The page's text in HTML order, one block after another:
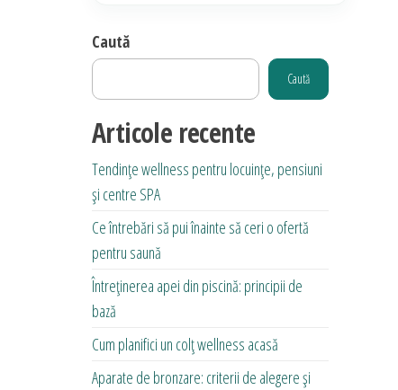
multe
variații.
Opțiunile
pot
alese
produsului.
Caută
Caută
Articole recente
Tendințe wellness pentru locuințe, pensiuni
și centre SPA
Ce întrebări să pui înainte să ceri o ofertă
pentru saună
Întreținerea apei din piscină: principii de
bază
Cum planifici un colț wellness acasă
Aparate de bronzare: criterii de alegere și